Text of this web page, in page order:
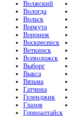
Волжский
Вологда
Вольск
Воркута
Воронеж
Воскресенск
Воткинск
Всеволожск
Выборг
Выкса
Вязьма
Гатчина
Геленджик
Глазов
Горноалтайск